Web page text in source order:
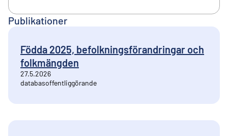
Publikationer
Födda 2025, befolkningsförandringar och
folkmängden
27.5.2026
databasoffentliggörande